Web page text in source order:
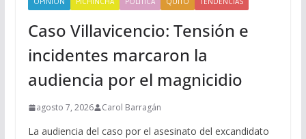
Caso Villavicencio: Tensión e
incidentes marcaron la
audiencia por el magnicidio
agosto 7, 2026 Carol Barragán
La audiencia del caso por el asesinato del excandidato